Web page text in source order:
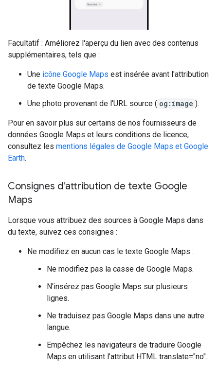
Facultatif : Améliorez l'aperçu du lien avec des contenus
supplémentaires, tels que :
Une icône Google Maps est insérée avant l'attribution
de texte Google Maps.
Une photo provenant de l'URL source ( og:image ).
Pour en savoir plus sur certains de nos fournisseurs de
données Google Maps et leurs conditions de licence,
consultez les mentions légales de Google Maps et Google
Earth.
Consignes d'attribution de texte Google
Maps
Lorsque vous attribuez des sources à Google Maps dans
du texte, suivez ces consignes :
Ne modifiez en aucun cas le texte Google Maps :
Ne modifiez pas la casse de Google Maps.
N'insérez pas Google Maps sur plusieurs
lignes.
Ne traduisez pas Google Maps dans une autre
langue.
Empêchez les navigateurs de traduire Google
Maps en utilisant l'attribut HTML translate="no".